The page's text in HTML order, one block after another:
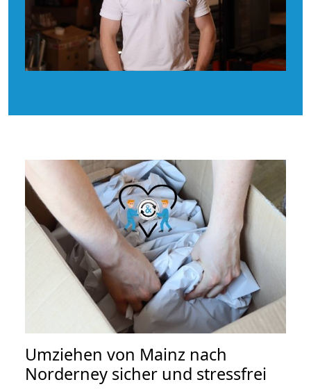
Umziehen von Mainz nach
Norderney sicher und stressfrei